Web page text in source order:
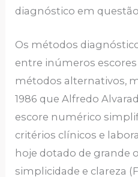
diagnóstico em
Os métodos
entre inúmeros
métodos alternativos,
1986 que Alfredo
escore numérico
critérios clínicos e
hoje dotado de grande
simplicidade e clareza